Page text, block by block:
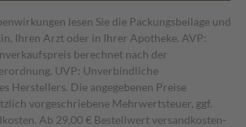
lesen Sie die Packungsbeilage und
Ihren Arzt oder in Ihrer Apotheke. AVP:
berechnet nach der
UVP: Unverbindliche
Herstellers. Die angegebenen Preise
vorgeschriebene Mehrwertsteuer, ggf.
Ab 29,00 € Bestell­wert versand­kosten­